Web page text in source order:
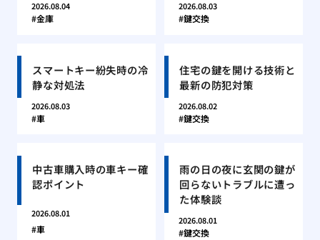
2026.08.04
金庫
2026.08.03
鍵交換
スマートキー紛失時の冷
静な対処法
2026.08.03
車
住宅の鍵を開ける技術と
最新の防犯対策
2026.08.02
鍵交換
中古車購入時の車キー確
認ポイント
2026.08.01
車
雨の日の夜に玄関の鍵が
回らないトラブルに遭っ
た体験談
2026.08.01
鍵交換